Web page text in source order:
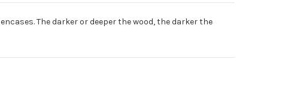
The darker or deeper the wood, the darker the